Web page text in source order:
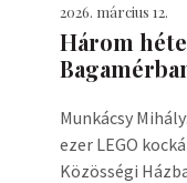
2026. március 12.
Három
Munkácsy
ezer LEGO
Közösségi